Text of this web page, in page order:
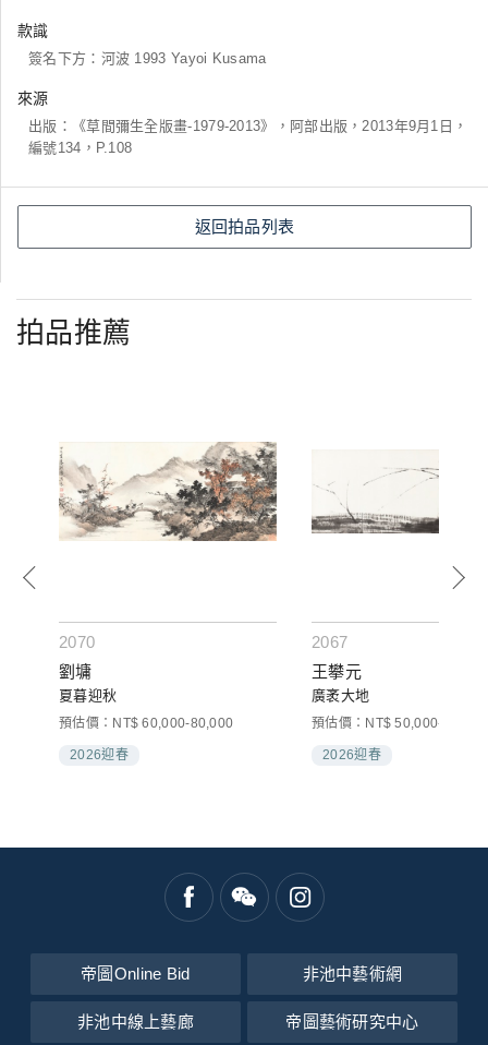
款識
簽名下方：河波 1993 Yayoi Kusama
來源
出版：《草間彌生全版畫-1979-2013》，阿部出版，2013年9月1日，
編號134，P.108
返回拍品列表
拍品推薦
2070
劉墉
夏暮迎秋
預估價：NT$ 60,000-80,000
2026迎春
2067
王攀元
廣袤大地
預估價：NT$ 50,000-80,000
2026迎春
帝圖Online Bid 非池中藝術網
非池中線上藝廊 帝圖藝術研究中心